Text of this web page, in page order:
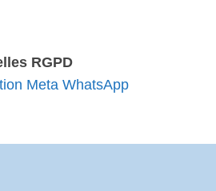
RGPD
Meta WhatsApp